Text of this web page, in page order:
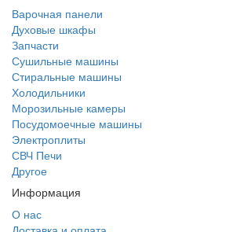
Варочная панели
Духовые шкафы
Запчасти
Сушильные машины
Стиральные машины
Холодильники
Морозильные камеры
Посудомоечные машины
Электроплиты
СВЧ Печи
Другое
Информация
О нас